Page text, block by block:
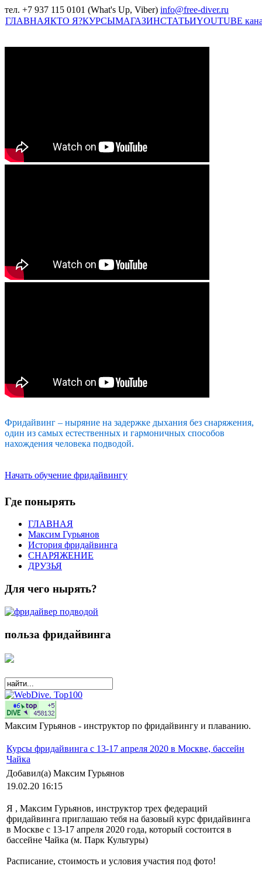
тел. +7 937 115 0101 (What's Up, Viber) info@free-diver.ru
ГЛАВНАЯКТО Я?КУРСЫМАГАЗИНСТАТЬИYOUTUBE
Фридайвинг – ныряние на задержке дыхания без снаряжения,
один из самых естественных и гармоничных способов
нахождения человека подводой.
Начать обучение фридайвингу
Где понырять
ГЛАВНАЯ
Максим Гурьянов
История фридайвинга
СНАРЯЖЕНИЕ
ДРУЗЬЯ
Для чего нырять?
польза фридайвинга
Максим Гурьянов - инструктор по фридайвингу и плаванию.
Курсы фридайвинга с 13-17 апреля 2020 в Москве, бассейн
Чайка
Добавил(а) Максим Гурьянов
19.02.20 16:15
Я , Максим Гурьянов, инструктор трех федераций
фридайвинга приглашаю тебя на базовый курс фридайвинга
в Москве с 13-17 апреля 2020 года, который состоится в
бассейне Чайка (м. Парк Культуры)
Расписание, стоимость и условия участия под фото!